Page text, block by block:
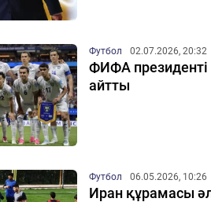
Футбол 02.07.2026, 20:32
ФИФА
айтты
Футбол 06.05.2026, 10:26
Иран құрамасы